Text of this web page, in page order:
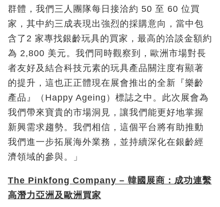
群體，我們三人團隊每日接洽約 50 至 60 位買
家，其中約三成表現出強烈的採購意向，當中包
含了2 家專找銀齡玩具的買家，最高的洽談金額約
為 2,800 美元。我們同時觀察到，歐洲市場對長
者友好及結合科技元素的玩具產品關注度有顯著
的提升，這也正正體現在展會推出的全新『樂齡
產品』（Happy Ageing）標誌之中。此次展會為
我們帶來寶貴的市場洞見，讓我們能更好地掌握
新興需求趨勢。我們相信，這個平台將有助推動
我們進一步拓展海外業務，並持續深化在銀齡經
濟領域的參與。」
The Pinkfong Company – 韓國展商 ：成功連繫
高潛力亞洲及歐洲買家